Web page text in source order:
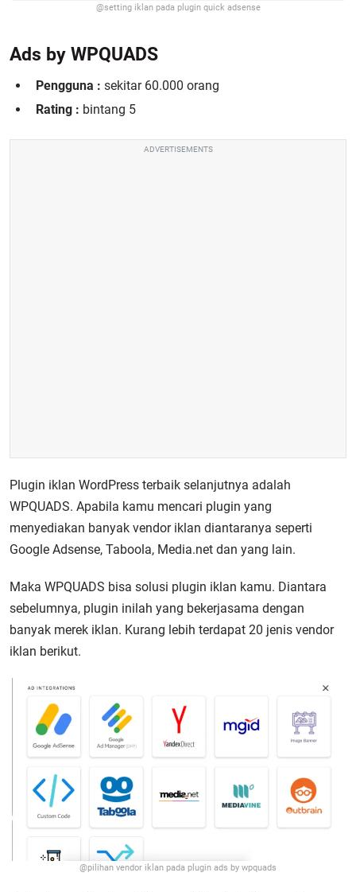
@setting iklan pada plugin quick adsense
Ads by WPQUADS
Pengguna : sekitar 60.000 orang
Rating : bintang 5
ADVERTISEMENTS
Plugin iklan WordPress terbaik selanjutnya adalah
WPQUADS. Apabila kamu mencari plugin yang
menyediakan banyak vendor iklan diantaranya seperti
Google Adsense, Taboola, Media.net dan yang lain.
Maka WPQUADS bisa solusi plugin iklan kamu. Diantara
sebelumnya, plugin inilah yang bekerjasama dengan
banyak merek iklan. Kurang lebih terdapat 20 jenis vendor
iklan berikut.
@pilihan vendor iklan pada plugin ads by wpquads